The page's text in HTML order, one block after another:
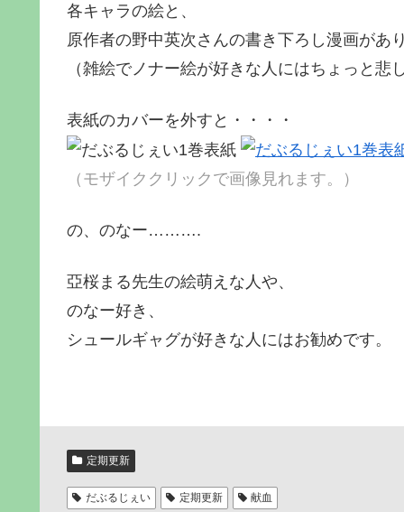
各キャラの絵と、
原作者の野中英次さんの書き下ろし漫画があり
（雑絵でノナー絵が好きな人にはちょっと悲し
表紙のカバーを外すと・・・・
（モザイククリックで画像見れます。）
の、のなー……….
亞桜まる先生の絵萌えな人や、
のなー好き、
シュールギャグが好きな人にはお勧めです。
定期更新
だぶるじぇい 定期更新 献血